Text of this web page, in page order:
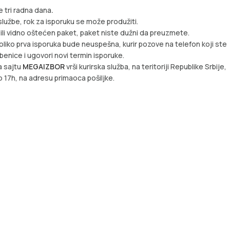
tri radna dana.
rok za isporuku se može produžiti.
vidno oštećen paket, paket niste dužni da preuzmete.
prva isporuka bude neuspešna, kurir pozove na telefon koji ste
i ugovori novi termin isporuke.
sajtu MEGAIZBORvrši kurirska služba, na teritoriji Republike Srbije,
na adresu primaoca pošiljke.